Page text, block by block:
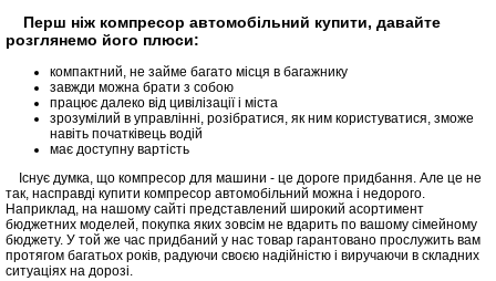
Перш ніж компресор автомобільний купити, давайте
розглянемо його плюси:
компактний, не займе багато місця в багажнику
завжди можна брати з собою
працює далеко від цивілізації і міста
зрозумілий в управлінні, розібратися, як ним користуватися, зможе
навіть початківець водій
має доступну вартість
Існує думка, що компресор для машини - це дороге придбання. Але це не
так, насправді купити компресор автомобільний можна і недорого.
Наприклад, на нашому сайті представлений широкий асортимент
бюджетних моделей, покупка яких зовсім не вдарить по вашому сімейному
бюджету. У той же час придбаний у нас товар гарантовано прослужить вам
протягом багатьох років, радуючи своєю надійністю і виручаючи в складних
ситуаціях на дорозі.